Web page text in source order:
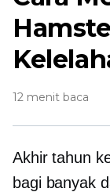
12 menit baca
Akhir tahun
bagi banyak